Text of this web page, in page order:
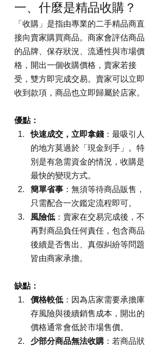
一、什麼是精品收購？
「收購」是指由專業的二手精品商直
接向賣家購買商品。商家會評估商品
的品牌、保存狀況、流通性與市場價
格，開出一個收購價格，賣家若接
受，雙方即完成交易。賣家可以立即
收到款項，商品也立即歸屬於店家。
優點：
快速成交，立即拿錢 ：最吸引人
的地方莫過於「現金到手」。特
別是有急需資金的情況，收購是
最快的變現方式。
簡單省事 ：無須等待商品販售，
只需配合一次鑑定流程即可。
風險低 ：賣家在交易完成後，不
再對商品負任何責任，包含商品
後續是否售出、真假糾紛等問題
皆由商家承擔。
缺點：
價格較低 ：因為店家需要承擔庫
存風險與後續銷售成本，開出的
價格通常會低於市場售價。
少部分商品無法收購 ：若商品狀